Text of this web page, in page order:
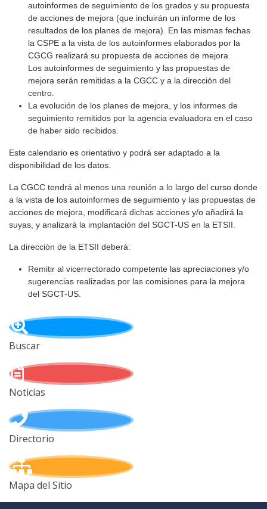
autoinformes de seguimiento de los grados y su propuesta
de acciones de mejora (que incluirán un informe de los
resultados de los planes de mejora). En las mismas fechas
la CSPE a la vista de los autoinformes elaborados por la
CGCG realizará su propuesta de acciones de mejora.
Los autoinformes de seguimiento y las propuestas de
mejora serán remitidas a la CGCC y a la dirección del
centro.
La evolución de los planes de mejora, y los informes de
seguimiento remitidos por la agencia evaluadora en el caso
de haber sido recibidos.
Este calendario es orientativo y podrá ser adaptado a la
disponibilidad de los datos.
La CGCC tendrá al menos una reunión a lo largo del curso donde
a la vista de los autoinformes de seguimiento y las propuestas de
acciones de mejora, modificará dichas acciones y/o añadirá la
suyas, y analizará la implantación del SGCT-US en la ETSII.
La dirección de la ETSII deberá:
Remitir al vicerrectorado competente las apreciaciones y/o
sugerencias realizadas por las comisiones para la mejora
del SGCT-US.
Buscar
Noticias
Directorio
Mapa del Sitio